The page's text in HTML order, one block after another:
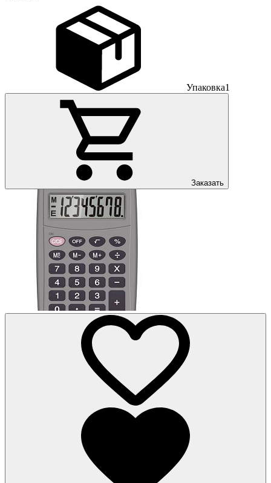
Упаковка1
Заказать